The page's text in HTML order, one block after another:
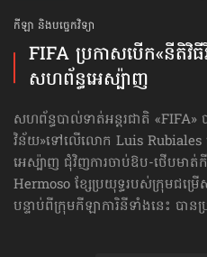
កីឡា និងបច្ចេកវិទ្យា
FIFA ប្រកាសបើក​«នីតិវិ
សហព័ន្ធ​អេស្ប៉ាញ
សហព័ន្ធបាល់ទាត់អន្តរជាតិ «FIFA»
វិន័យ»​ទៅលើលោក Luis Rubiales
អេស្ប៉ាញ ជុំវិញការចាប់ឱប-ថើបមា
Hermoso ខ្សែប្រយុទ្ធរបស់ក្រុមជម្រើ
បន្ទាប់ពីក្រុមកីឡាការិនីទាំងនេះ បាន